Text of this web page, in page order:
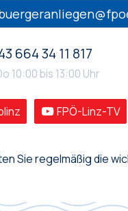
664 34 11 817
10:00 bis 13:00 Uhr
FPÖ-Linz-TV
Sie regelmäßig die